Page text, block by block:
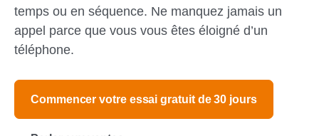
temps ou en séquence. Ne manquez jamais un
appel parce que vous vous êtes éloigné d’un
téléphone.
Commencer votre essai gratuit de 30 jours